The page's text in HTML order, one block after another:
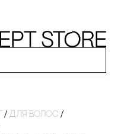
/ Для волос /